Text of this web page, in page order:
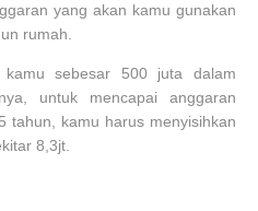
yang akan kamu gunakan
rumah.
kamu sebesar 500 juta dalam
untuk mencapai anggaran
tahun, kamu harus menyisihkan
8,3jt.